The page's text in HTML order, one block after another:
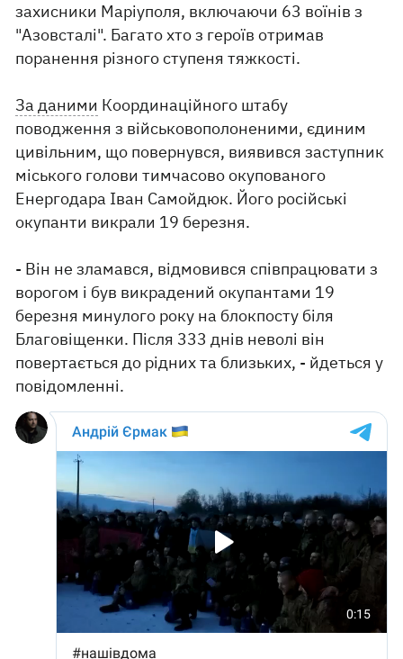
захисники Маріуполя, включаючи 63 воїнів з
"Азовсталі". Багато хто з героїв отримав
поранення різного ступеня тяжкості.
За даними Координаційного штабу
поводження з військовополоненими, єдиним
цивільним, що повернувся, виявився заступник
міського голови тимчасово окупованого
Енергодара Іван Самойдюк. Його російські
окупанти викрали 19 березня.
- Він не зламався, відмовився співпрацювати з
ворогом і був викрадений окупантами 19
березня минулого року на блокпосту біля
Благовіщенки. Після 333 днів неволі він
повертається до рідних та близьких, - йдеться у
повідомленні.